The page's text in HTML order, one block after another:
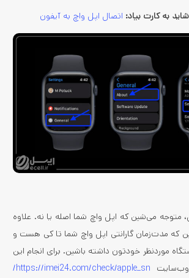
به کارت بیاد: اتصال اپل واچ به آیفون
متوجه می‌شین که اپل واچ شما اصله یا نه. علاوه
که مدت‌زمان گارانتی اپل واچ شما تا کی هست و
موردنظر خودتون داشته باشین. برای انجام این
وب‌سایت https://imei24.com/check/apple_sn/